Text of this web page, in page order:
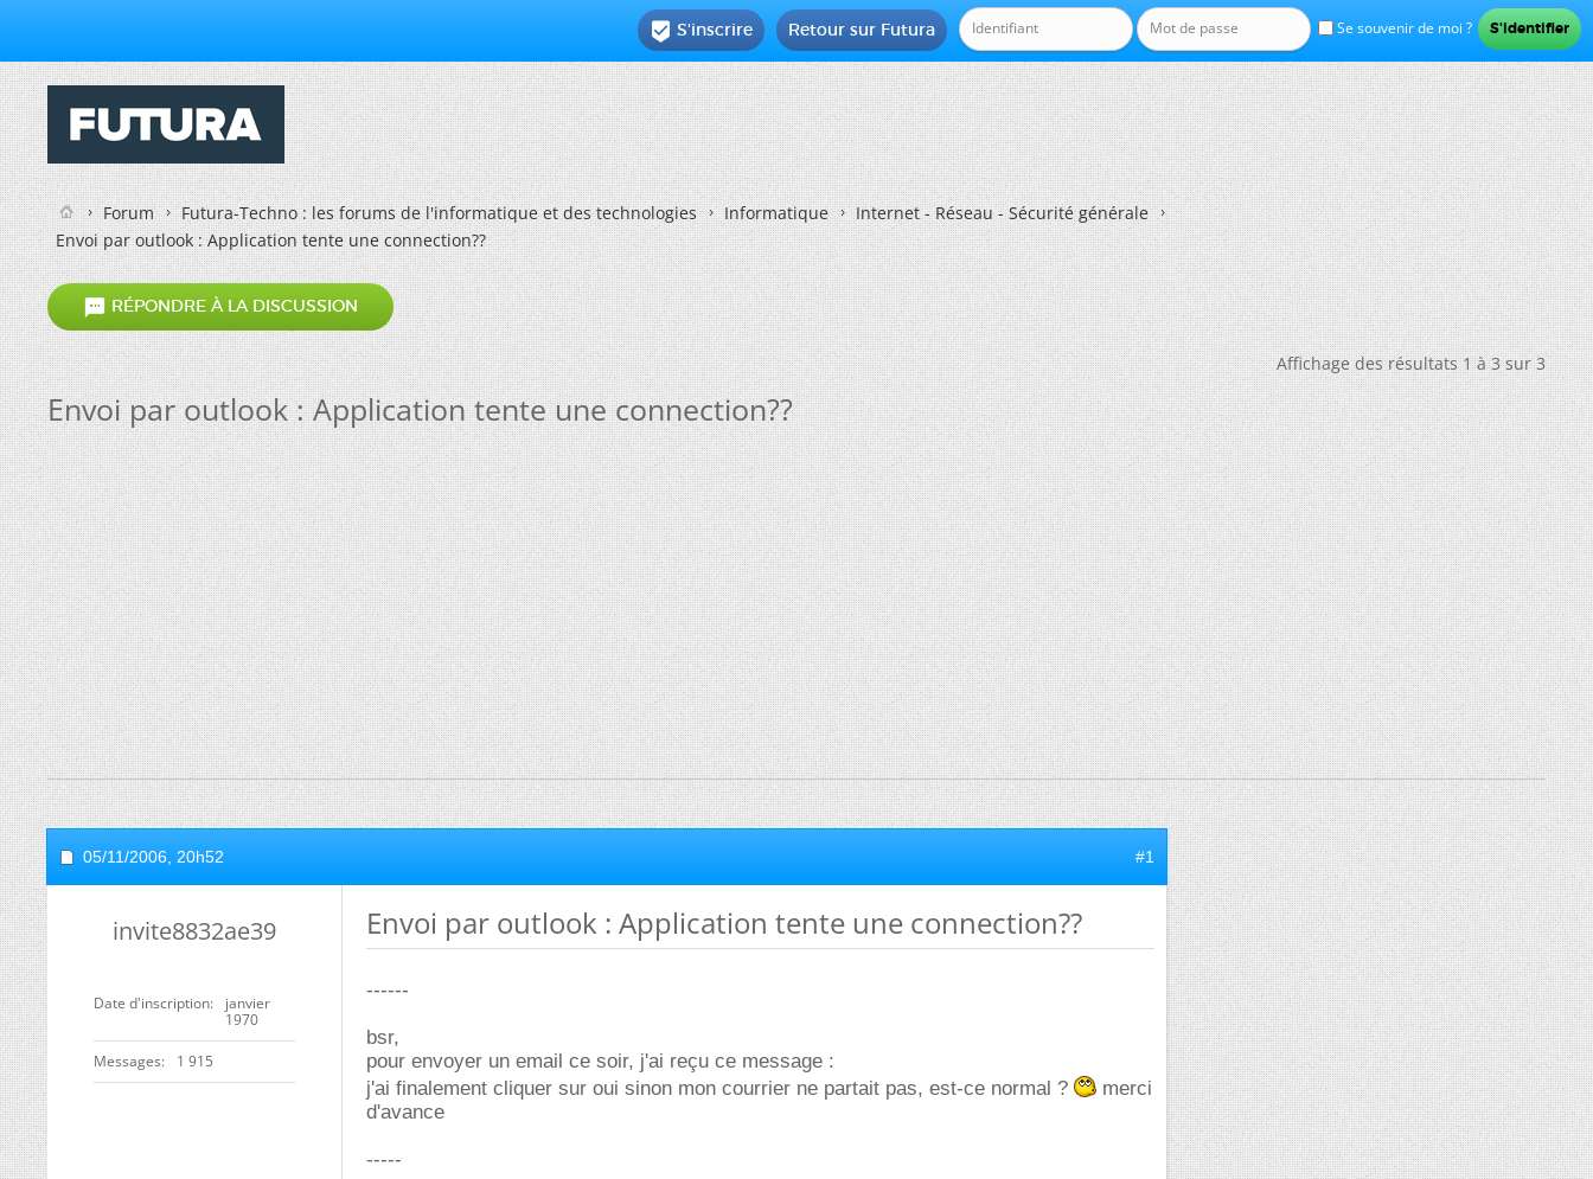
Se souvenir de moi ?
Retour sur Futura
 S'inscrire
Forum Futura-Techno : les forums de l'informatique et des technologies Informatique
Internet - Réseau - Sécurité générale
Envoi par outlook : Application tente une connection??
 RÉPONDRE À LA DISCUSSION
Affichage des résultats 1 à 3 sur 3
Envoi par outlook : Application tente une connection??
05/11/2006, 20h52 #1
invite8832ae39
Date d'inscription
janvier
1970
Messages 1 915
Envoi par outlook : Application tente une connection??
------
bsr,
pour envoyer un email ce soir, j'ai reçu ce message :
j'ai finalement cliquer sur oui sinon mon courrier ne partait pas, est-ce normal ?
merci
d'avance
-----